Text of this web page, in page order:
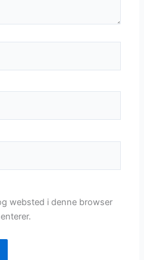
websted i denne browser